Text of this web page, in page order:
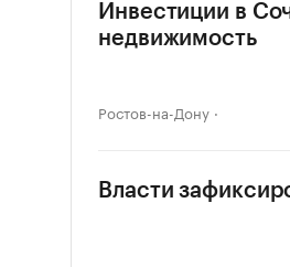
Инвестиции в
недвижимость
Ростов-на-Дону
Власти